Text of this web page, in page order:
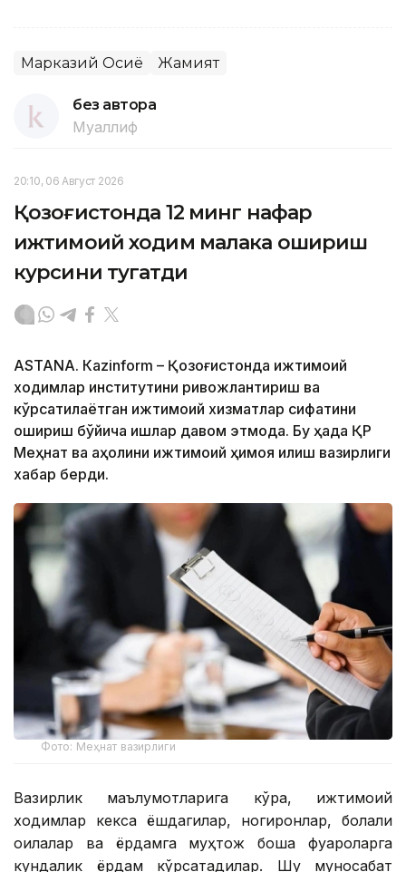
Марказий Осиё Жамият
без автора
Муаллиф
20:10, 06 Август 2026
Қозоғистонда 12 минг нафар
ижтимоий ходим малака ошириш
курсини тугатди
ASTANА. Кazinform – Қозоғистонда ижтимоий
ходимлар институтини ривожлантириш ва
кўрсатилаётган ижтимоий хизматлар сифатини
ошириш бўйича ишлар давом этмоқда. Бу ҳақда ҚР
Меҳнат ва аҳолини ижтимоий ҳимоя қилиш вазирлиги
хабар берди.
Фото: Меҳнат вазирлиги
Вазирлик маълумотларига кўра, ижтимоий
ходимлар кекса ёшдагилар, ногиронлар, болали
оилалар ва ёрдамга муҳтож бошқа фуқароларга
кундалик ёрдам кўрсатадилар. Шу муносабат